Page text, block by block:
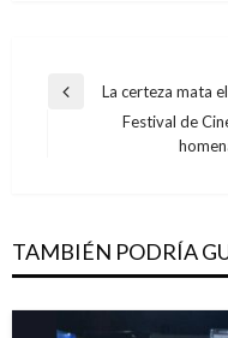
Navegación
Entrada
La certeza mata
Festival de
TAMBIÉN PODRÍA